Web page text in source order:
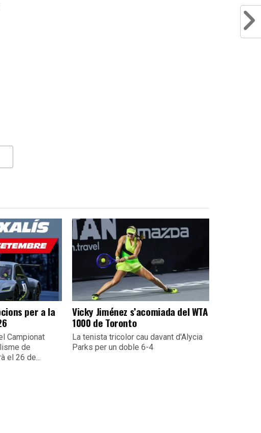
per a la
Campionat
de
el 26 de...
Vicky Jiménez s’acomiada del WTA
1000 de Toronto
La tenista tricolor cau davant d'Alycia
Parks per un doble 6-4